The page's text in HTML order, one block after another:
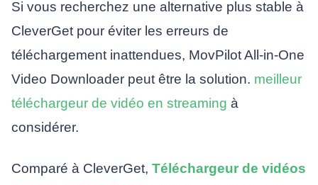
Si vous recherchez une alternative plus stable à
CleverGet pour éviter les erreurs de
téléchargement inattendues, MovPilot All-in-One
Video Downloader peut être la solution. meilleur
téléchargeur de vidéo en streaming à
considérer.
Comparé à CleverGet, Téléchargeur de vidéos